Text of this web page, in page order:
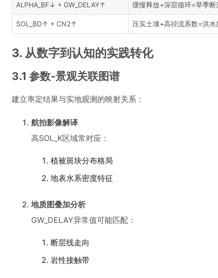
ALPHA_BF↓ + GW_DELAY↑ 缓慢释放+深层循环=旱季断
SOL_BD↑ + CN2↑ 压实土壤+高径流系数=洪水
3. 从数字到认知的实践转化
3.1 参数-景观关联图谱
建立率定结果与实地观测的映射关系：
航拍影像解译
高SOL_K区域常对应：
植被斑块分布格局
地表水系密度特征
地质图叠加分析
GW_DELAY异常值可能匹配：
断层线走向
岩性接触带